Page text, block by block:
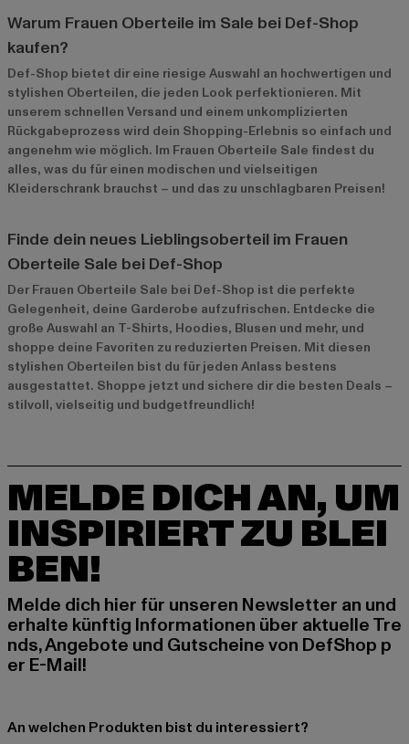
Warum Frauen Oberteile im Sale bei Def-Shop
kaufen?
Def-Shop bietet dir eine riesige Auswahl an hochwertigen und
stylishen Oberteilen, die jeden Look perfektionieren. Mit
unserem schnellen Versand und einem unkomplizierten
Rückgabeprozess wird dein Shopping-Erlebnis so einfach und
angenehm wie möglich. Im Frauen Oberteile Sale findest du
alles, was du für einen modischen und vielseitigen
Kleiderschrank brauchst – und das zu unschlagbaren Preisen!
Finde dein neues Lieblingsoberteil im Frauen
Oberteile Sale bei Def-Shop
Der Frauen Oberteile Sale bei Def-Shop ist die perfekte
Gelegenheit, deine Garderobe aufzufrischen. Entdecke die
große Auswahl an T-Shirts, Hoodies, Blusen und mehr, und
shoppe deine Favoriten zu reduzierten Preisen. Mit diesen
stylishen Oberteilen bist du für jeden Anlass bestens
ausgestattet. Shoppe jetzt und sichere dir die besten Deals –
stilvoll, vielseitig und budgetfreundlich!
MELDE DICH AN, UM
INSPIRIERT ZU BLEI
BEN!
Melde dich hier für unseren Newsletter an und
erhalte künftig Informationen über aktuelle Tre
nds, Angebote und Gutscheine von DefShop p
er E-Mail!
An welchen Produkten bist du interessiert?